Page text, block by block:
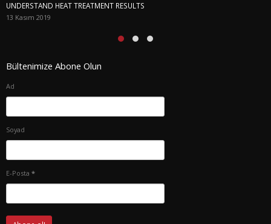
UNDERSTAND HEAT TREATMENT RESULTS
13 Kasım 2019
Bültenimize Abone Olun
Ad
Soyad
E-Posta *